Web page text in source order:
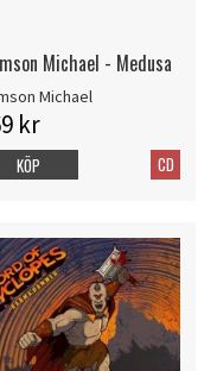
Michael - Medusa
Michael
kr
CD
KÖP